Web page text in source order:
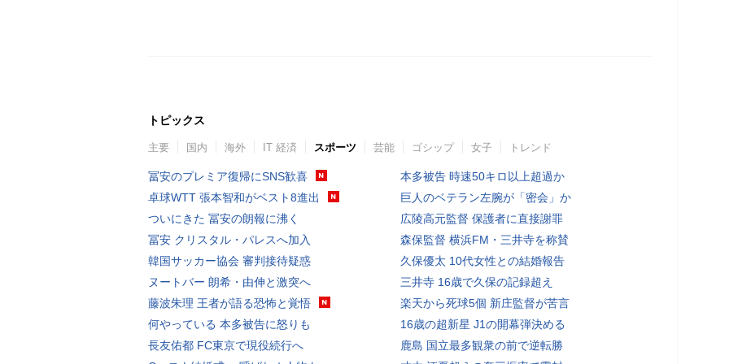
トピックス
主要 国内 海外 IT 経済 スポーツ 芸能 ゴシップ 女子 トレンド
冨安のプレミア復帰にSNS歓喜
卓球WTT 張本智和がベスト8進出
ついにきた 冨安の朗報に沸く
冨安 クリスタル・パレスへ加入
韓国サッカー協会 審判接待疑惑
ヌートバー 朗希・由伸と激突へ
藤波朱理 王者が語る恐怖と覚悟
何やっている 本多被告に怒りも
長友佑都 FC東京で現役続行へ
本多被告 時速50キロ以上超過か
巨人のベテラン左腕が「密会」か
広陵高元監督 保護者に直接謝罪
森保監督 横浜FM・三井寺を称賛
久保優太 10代女性との結婚報告
三井寺 16歳で久保の記録超え
楽天から死球5個 新庄監督が苦言
16歳の超新星 J1の開幕弾決める
鹿島 国立最多観衆の前で逆転勝